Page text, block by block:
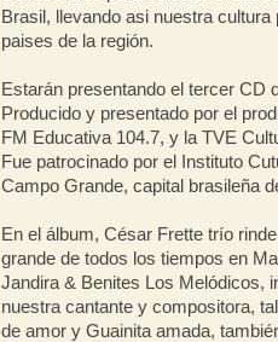
Brasil, llevando asi nuestra
paises de la región.
Estarán presentando el tercer CD
Producido y presentado por el
FM Educativa 104.7, y la TVE
Fue patrocinado por el Instituto
Campo Grande, capital brasileña
En el álbum, César Frette trío
grande de todos los tiempos en
Jandira & Benites Los Melódicos,
nuestra cantante y compositora,
de amor y Guainita amada,